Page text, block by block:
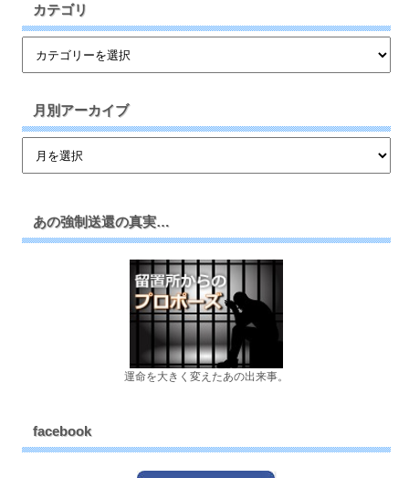
カテゴリ
月別アーカイブ
あの強制送還の真実…
運命を大きく変えたあの出来事。
facebook